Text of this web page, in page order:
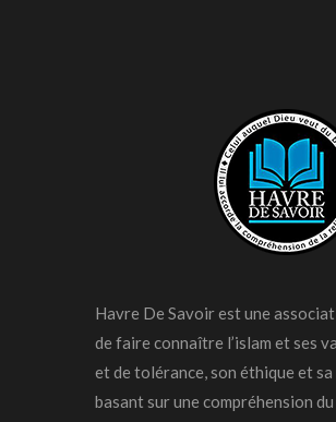
Havre De Savoir est une
de faire connaître l’islam et ses
et de tolérance, son éthique et sa
basant sur une compréhension